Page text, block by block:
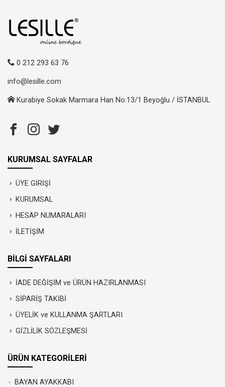
0 212 293 63 76
info@lesille.com
Kurabiye Sokak Marmara Han No:13/1 Beyoğlu / İSTANBUL
KURUMSAL SAYFALAR
ÜYE GİRİŞİ
KURUMSAL
HESAP NUMARALARI
İLETİŞİM
BİLGİ SAYFALARI
İADE DEĞİŞİM ve ÜRÜN HAZIRLANMASI
SİPARİŞ TAKİBİ
ÜYELİK ve KULLANMA ŞARTLARI
GİZLİLİK SÖZLEŞMESİ
ÜRÜN KATEGORİLERİ
BAYAN AYAKKABI